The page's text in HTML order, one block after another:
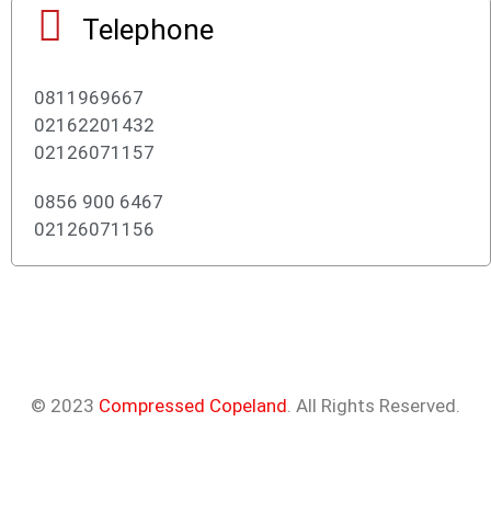
Telephone
0811969667
02162201432
02126071157
0856 900 6467
02126071156
© 2023 Compressed Copeland. All Rights Reserved.